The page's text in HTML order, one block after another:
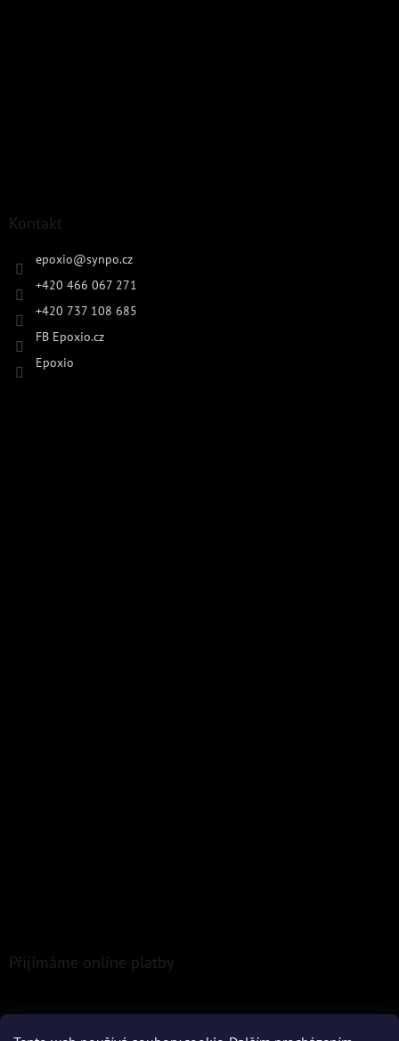
Kontakt
epoxio@synpo.cz
+420 466 067 271
+420 737 108 685
FB Epoxio.cz
Epoxio
Přijímáme online platby